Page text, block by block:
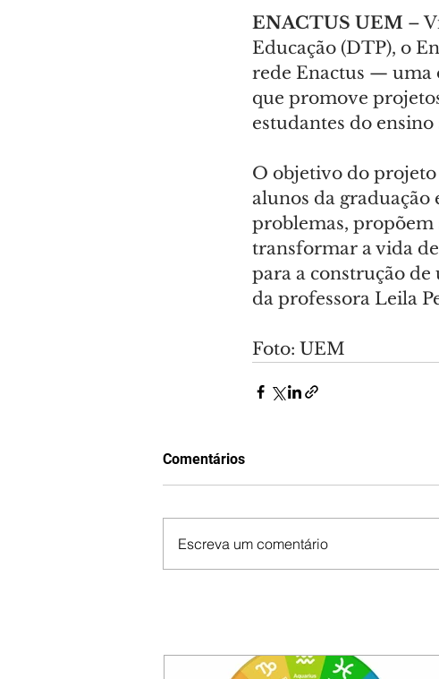
ENACTUS UEM –
Educação (DTP), o
rede Enactus — uma
que promove
estudantes do
O objetivo do
alunos da
problemas, propõem
transformar a vida
para a construção
da professora Leila
Foto: UEM
Comentários
Escreva um comentário